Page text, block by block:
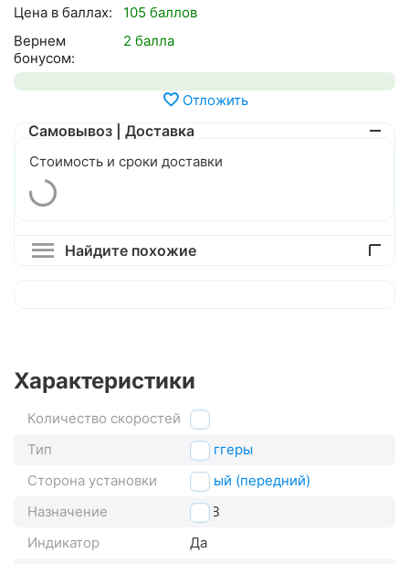
Цена в баллах:
105 баллов
Вернем
бонусом:
2 балла
Отложить
Самовывоз | Доставка
Стоимость и сроки доставки
Найдите похожие
Характеристики
Количество скоростей 2
Тип
триггеры
Сторона установки
левый (передний)
Назначение
MTB
Индикатор
Да